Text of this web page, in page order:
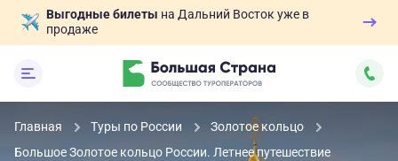
Выгодные билеты на Дальний Восток уже в
продаже
Главная Туры по России
Золотое кольцо
Большое Золотое кольцо России. Летнее путешествие